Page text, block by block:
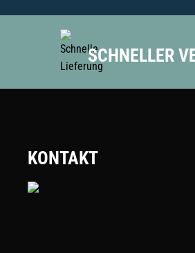
SCHNELLER
KONTAKT